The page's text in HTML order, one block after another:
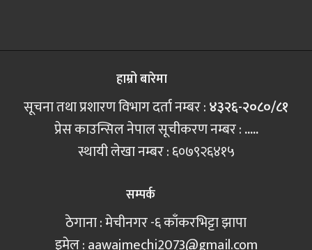
हाम्रो बारेमा
सूचना तथा प्रशारण विभाग दर्ता नम्बर :४३२६-२०८०/८१
प्रेस काउन्सिल नेपाल सूचीकरण नम्बर :.....
स्थायी लेखा नम्बर : ६०७९२६४१५
सम्पर्क
ठेगाना : मेचीनगर -६ काँकरभिट्टा झापा
इमेल :aawajmechi2073@gmail.com